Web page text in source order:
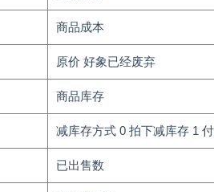
商品成本
原价 好象已经废弃
商品库存
减库存方式 0 拍下减库存 1
已出售数